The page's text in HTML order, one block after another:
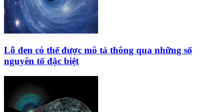
Lỗ đen có thể được mô tả thông qua những số
nguyên tố đặc biệt